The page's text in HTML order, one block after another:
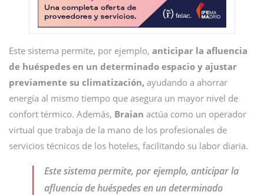
Este sistema permite, por ejemplo, anticipar la afluencia
de huéspedes en un determinado espacio y ajustar
previamente su climatización, ayudando a ahorrar
energía al mismo tiempo que asegura un mayor nivel de
confort térmico. Además, Braian actúa como un operador
virtual que trabaja de la mano de los profesionales de
servicios técnicos de los hoteles, facilitando su labor diaria.
Este sistema permite, por ejemplo, anticipar la
afluencia de huéspedes en un determinado